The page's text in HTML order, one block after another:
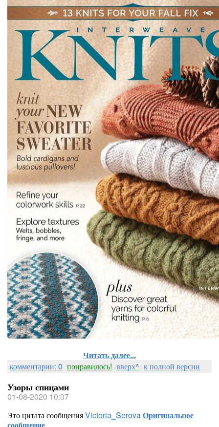
Читать далее...
комментарии: 0 понравилось! вверх^ к полной версии
Узоры спицами
01-08-2020 10:07
Это цитата сообщенияVictoria_SerovaОригинальное